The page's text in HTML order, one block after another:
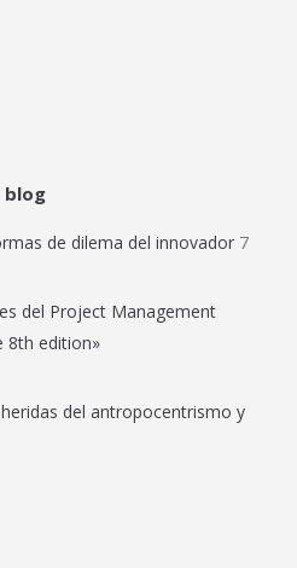
blog
de dilema del innovador 7
del Project Management
8th edition»
del antropocentrismo y